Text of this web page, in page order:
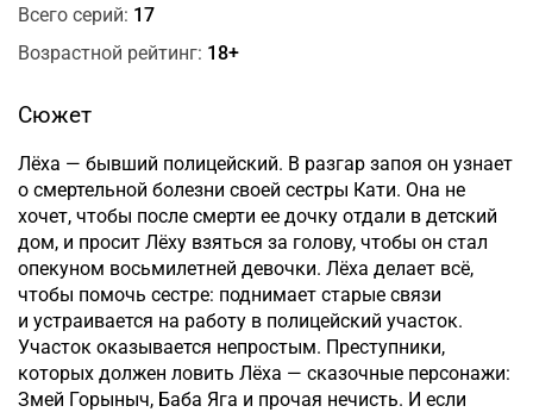
Всего серий: 17
Возрастной рейтинг: 18+
Сюжет
Лёха — бывший полицейский. В разгар запоя он узнает
о смертельной болезни своей сестры Кати. Она не
хочет, чтобы после смерти ее дочку отдали в детский
дом, и просит Лёху взяться за голову, чтобы он стал
опекуном восьмилетней девочки. Лёха делает всё,
чтобы помочь сестре: поднимает старые связи
и устраивается на работу в полицейский участок.
Участок оказывается непростым. Преступники,
которых должен ловить Лёха — сказочные персонажи:
Змей Горыныч, Баба Яга и прочая нечисть. И если